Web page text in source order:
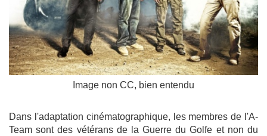
Image non CC, bien entendu
Dans l'adaptation cinématographique, les membres de l'A-
Team sont des vétérans de la Guerre du Golfe et non du